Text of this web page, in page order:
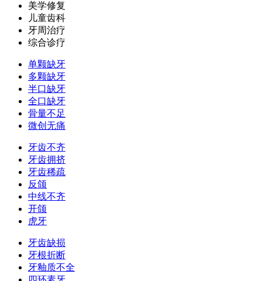
美学修复
儿童齿科
牙周治疗
综合诊疗
单颗缺牙
多颗缺牙
半口缺牙
全口缺牙
骨量不足
微创无痛
牙齿不齐
牙齿拥挤
牙齿稀疏
反颌
中线不齐
开颌
虎牙
牙齿缺损
牙根折断
牙釉质不全